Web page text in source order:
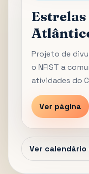
Estrelas
Projeto de
o NFIST a
atividades do
Ver página
Ver calendário